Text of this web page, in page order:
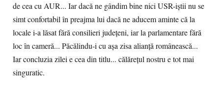
de cea cu AUR... Iar dacă ne gândim bine nici USR-iștii nu se
simt confortabil în preajma lui dacă ne aducem aminte că la
locale i-a lăsat fără consilieri județeni, iar la parlamentare fără
loc în cameră... Păcălindu-i cu așa zisa alianță românească...
Iar concluzia zilei e cea din titlu... călărețul nostru e tot mai
singuratic.